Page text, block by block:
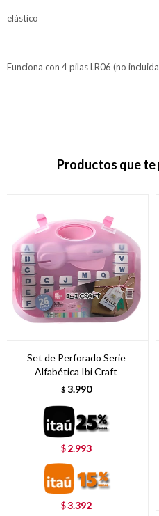
elástico
Funciona con 4 pilas LR06 (no
Productos que
Set de Perforado Serie
Alfabética Ibi Craft
$ 3.990
$ 2.993
$3.392